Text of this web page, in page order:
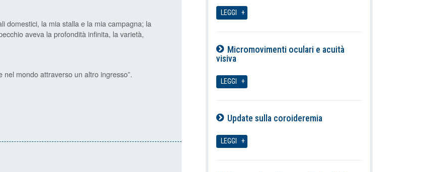
domestici, la mia stalla e la mia campagna; la
aveva la profondità infinita, la varietà,
mondo attraverso un altro ingresso”.
LEGGI
Micromovimenti oculari e acuità
visiva
LEGGI
Update sulla coroideremia
LEGGI